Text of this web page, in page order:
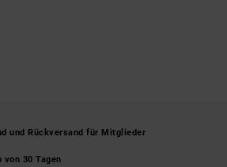
und Rückversand für Mitglieder
von 30 Tagen